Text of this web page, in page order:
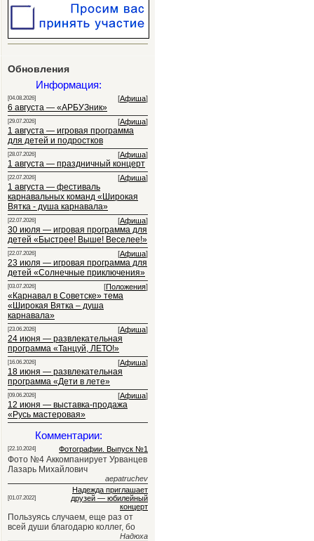
Обновления
Информация:
[04.08.2026] [Афиша]
6 августа — «АРБУЗник»
[29.07.2026] [Афиша]
1 августа — игровая программа
для детей и подростков
[28.07.2026] [Афиша]
1 августа — праздничный концерт
[22.07.2026] [Афиша]
1 августа — фестиваль
карнавальных команд «Широкая
Вятка - душа карнавала»
[22.07.2026] [Афиша]
30 июля — игровая программа для
детей «Быстрее! Выше! Веселее!»
[22.07.2026] [Афиша]
23 июля — игровая программа для
детей «Солнечные приключения»
[03.07.2026] [Положения]
«Карнавал в Советске» тема
«Широкая Вятка – душа
карнавала»
[23.06.2026] [Афиша]
24 июня — развлекательная
программа «Танцуй, ЛЕТО!»
[16.06.2026] [Афиша]
18 июня — развлекательная
программа «Дети в лете»
[09.06.2026] [Афиша]
12 июня — выставка-продажа
«Русь мастеровая»
Комментарии:
[22.10.2024] Фотографии. Выпуск №1
Фото №4 Аккомпанирует Урванцев
Лазарь Михайлович
aepatruchev
[01.07.2022]
Надежда приглашает
друзей — юбилейный
концерт
Пользуясь случаем, еще раз от
всей души благодарю коллег, бо
Надюха